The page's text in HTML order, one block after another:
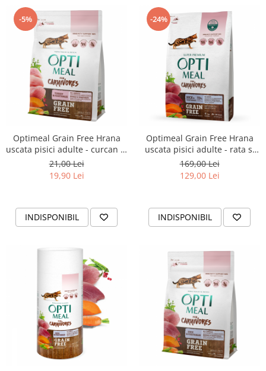
-5%
Optimeal Grain Free Hrana
uscata pisici adulte - curcan si
legume, 300g
21,00 Lei
19,90 Lei
INDISPONIBIL
-24%
Optimeal Grain Free Hrana
uscata pisici adulte - rata si
legume, 4kg
169,00 Lei
129,00 Lei
INDISPONIBIL